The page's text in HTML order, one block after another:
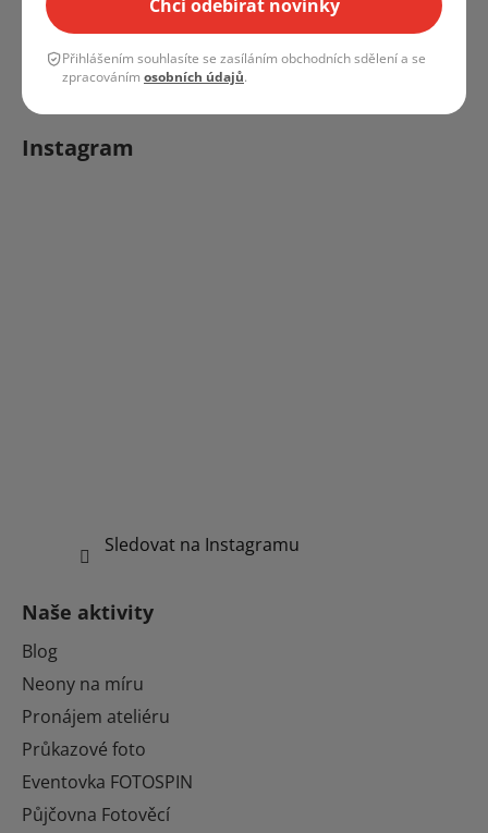
Obchodní podmínky
Instagram
Sledovat na Instagramu
Naše aktivity
Blog
Neony na míru
Pronájem ateliéru
Průkazové foto
Eventovka FOTOSPIN
Půjčovna Fotověcí
Chci odebírat novinky
Přihlášením souhlasíte se zasíláním obchodních sdělení a se
zpracováním osobních údajů.